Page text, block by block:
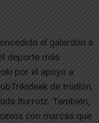
el galardón a
deporte más
por el apoyo a
de triatlón,
Iturrotz. También,
con marcas que